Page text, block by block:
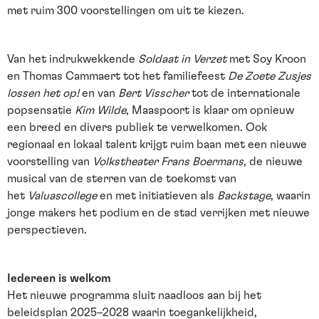
met ruim 300 voorstellingen om uit te kiezen.
Van het indrukwekkende Soldaat in Verzetmet Soy Kroon
en Thomas Cammaert tot het familiefeest De Zoete Zusjes
lossen het op!en van Bert Visschertot de internationale
popsensatie Kim Wilde, Maaspoort is klaar om opnieuw
een breed en divers publiek te verwelkomen. Ook
regionaal en lokaal talent krijgt ruim baan met een nieuwe
voorstelling van Volkstheater Frans Boermans, de nieuwe
musical van de sterren van de toekomst van
het Valuascollegeen met initiatieven als Backstage, waarin
jonge makers het podium en de stad verrijken met nieuwe
perspectieven.
Iedereen is welkom
Het nieuwe programma sluit naadloos aan bij het
beleidsplan 2025–2028 waarin toegankelijkheid,